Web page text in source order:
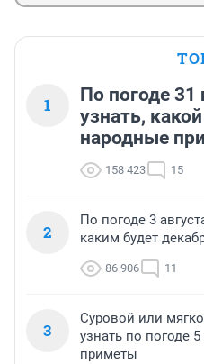
1
По погоде
узнать,
народные
158 423 15
2
По погоде 3
каким будет
86 906 11
3
Суровой или
узнать по погоде
приметы